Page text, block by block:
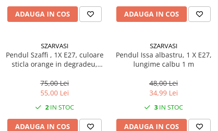
ADAUGA IN COS ADAUGA IN COS
SZARVASI
Pendul Szaffi , 1X E27, culoare
sticla orange in degradeu,
75,00 Lei
55,00 Lei
2 IN STOC
ADAUGA IN COS
SZARVASI
Pendul Issa albastru, 1 X E27,
lungime calbu 1 m
48,00 Lei
34,99 Lei
3 IN STOC
ADAUGA IN COS